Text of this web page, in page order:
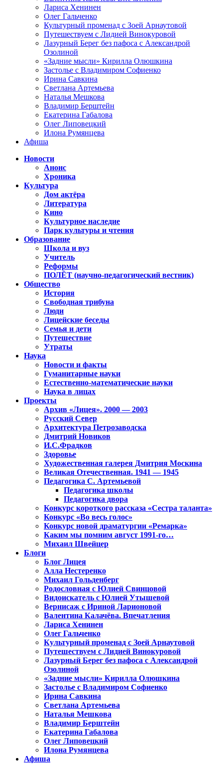
Лариса Хенинен
Олег Гальченко
Культурный променад с Зоей Арнаутовой
Путешествуем с Лидией Винокуровой
Лазурный Берег без пафоса с Александрой
Озолиной
«Задние мысли» Кирилла Олюшкина
Застолье с Владимиром Софиенко
Ирина Савкина
Светлана Артемьева
Наталья Мешкова
Владимир Берштейн
Екатерина Габалова
Олег Липовецкий
Илона Румянцева
Афиша
Новости
Анонс
Хроника
Культура
Дом актёра
Литература
Кино
Культурное наследие
Парк культуры и чтения
Образование
Школа и вуз
Учитель
Реформы
ПОЛЁТ (научно-педагогический вестник)
Общество
История
Свободная трибуна
Люди
Лицейские беседы
Семья и дети
Путешествие
Утраты
Наука
Новости и факты
Гуманитарные науки
Естественно-математические науки
Наука в лицах
Проекты
Архив «Лицея». 2000 — 2003
Русский Север
Архитектура Петрозаводска
Дмитрий Новиков
И.С.Фрадков
Здоровье
Художественная галерея Дмитрия Москина
Великая Отечественная. 1941 — 1945
Педагогика С. Артемьевой
Педагогика школы
Педагогика двора
Конкурс короткого рассказа «Сестра таланта»
Конкурс «Во весь голос»
Конкурс новой драматургии «Ремарка»
Каким мы помним август 1991-го…
Михаил Швейцер
Блоги
Блог Лицея
Алла Нестеренко
Михаил Гольденберг
Родословная с Юлией Свинцовой
Видоискатель с Юлией Утышевой
Вернисаж с Ириной Ларионовой
Валентина Калачёва. Впечатления
Лариса Хенинен
Олег Гальченко
Культурный променад с Зоей Арнаутовой
Путешествуем с Лидией Винокуровой
Лазурный Берег без пафоса с Александрой
Озолиной
«Задние мысли» Кирилла Олюшкина
Застолье с Владимиром Софиенко
Ирина Савкина
Светлана Артемьева
Наталья Мешкова
Владимир Берштейн
Екатерина Габалова
Олег Липовецкий
Илона Румянцева
Афиша